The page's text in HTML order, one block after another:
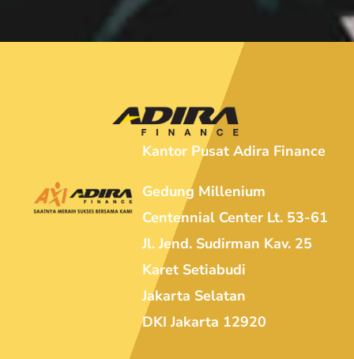
Kantor Pusat Adira Finance
Gedung Millenium
Centennial Center Lt. 53-61
Jl. Jend. Sudirman Kav. 25
Karet Setiabudi
Jakarta Selatan
DKI Jakarta 12920